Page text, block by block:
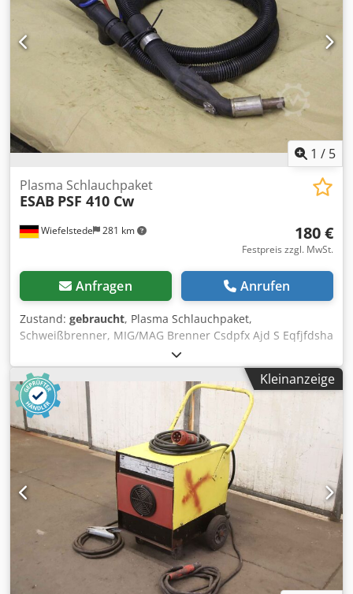
1 / 5
Wiefelstede 281 km
Plasma Schlauchpaket
ESAB PSF 410 Cw
180 €
Festpreis zzgl. MwSt.
Anfragen Anrufen
Zustand: gebraucht, Plasma Schlauchpaket,
Schweißbrenner, MIG/MAG Brenner Csdpfx Ajd S Eqfjfdsha
-ESAB Typ: PSF 410 Cw -Schlauchpaket: wassergekühlt -
Federkontakt -Länge: 3,25 m -Preis: pro Stück -Anzahl: 2
Stück -Gewicht: 3,2 kg
Kleinanzeige